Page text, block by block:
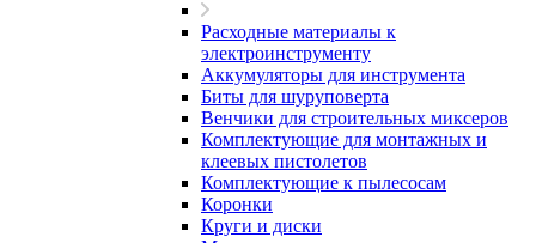
Расходные материалы к
электроинструменту
Аккумуляторы для инструмента
Биты для шуруповерта
Венчики для строительных миксеров
Комплектующие для монтажных и
клеевых пистолетов
Комплектующие к пылесосам
Коронки
Круги и диски